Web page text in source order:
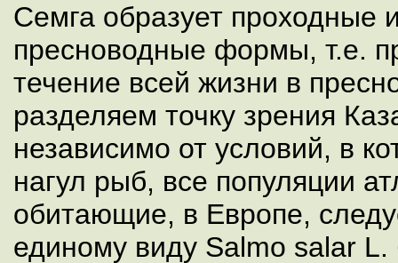
Семга образует проходные
пресноводные формы, т.е.
течение всей жизни в
разделяем точку зрения
независимо от условий, в
нагул рыб, все популяции
обитающие, в Европе,
единому виду Salmo salar